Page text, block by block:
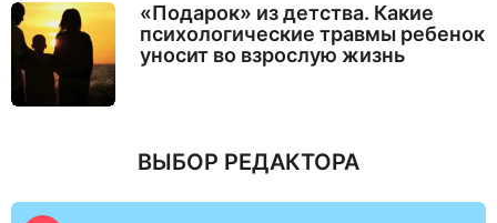
«Подарок» из детства. Какие
психологические травмы ребенок
уносит во взрослую жизнь
ВЫБОР РЕДАКТОРА